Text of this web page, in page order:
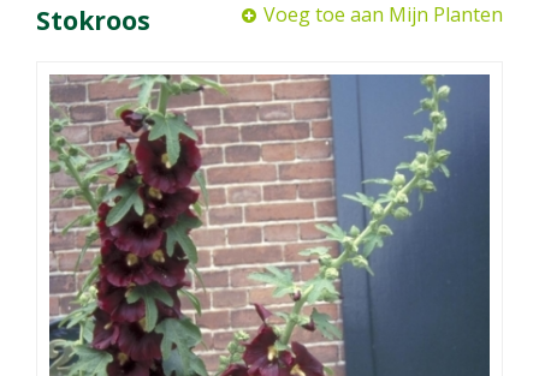
Stokroos Voeg toe aan Mijn Planten